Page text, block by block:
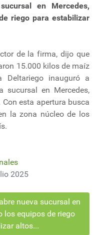
en Mercedes,
riego para estabilizar
de la firma, dijo que
15.000 kilos de maíz
Deltariego inauguró a
en Mercedes,
esta apertura busca
la zona núcleo de los
2025
nueva sucursal en
los equipos de riego
altos...